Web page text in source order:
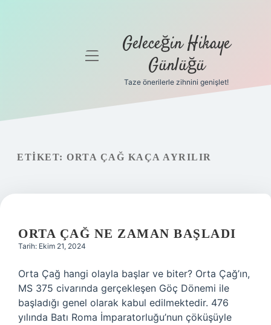
Gizlilik
Yasal Uyarı
Hakkımızda
menüyü Geleceğin Hikaye
Günlüğü
Taze önerilerle zihnini genişlet!
ETIKET: ORTA ÇAĞ KAÇA AYRILIR
ORTA ÇAĞ NE ZAMAN BAŞLADI
Tarih: Ekim 21, 2024
Orta Çağ hangi olayla başlar ve biter? Orta Çağ’ın,
MS 375 civarında gerçekleşen Göç Dönemi ile
başladığı genel olarak kabul edilmektedir. 476
yılında Batı Roma İmparatorluğu’nun çöküşüyle ​​